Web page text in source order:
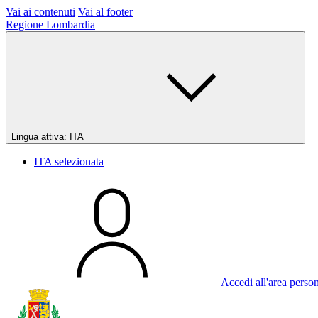
Vai ai contenuti Vai al footer
Regione Lombardia
Lingua attiva: ITA
ITA selezionata
Accedi all'area